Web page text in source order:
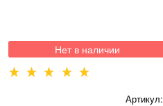
Нет в наличии
Артикул: